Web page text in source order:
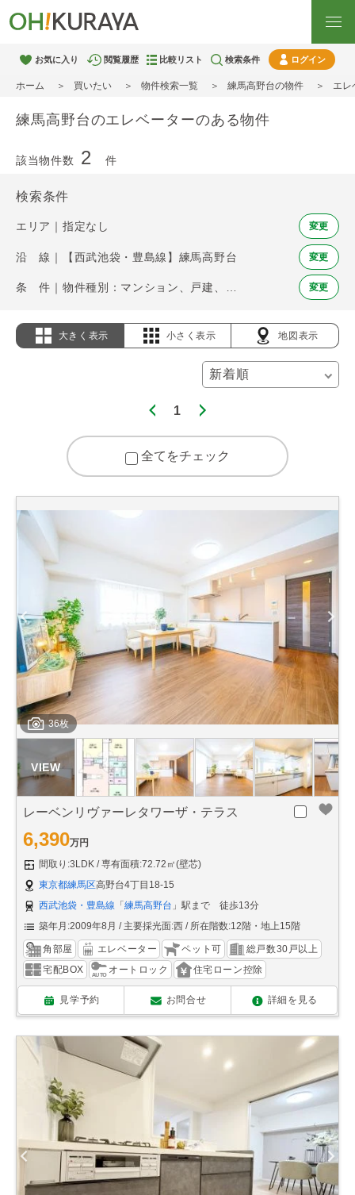
お気に入り 閲覧履歴 比較リスト 検索条件 ログイン
ホーム 買いたい 物件検索一覧 練馬高野台の物件 エレ
練馬高野台のエレベーターのある物件
該当物件数 2 件
検索条件
エリア｜指定なし 変更
沿 線｜【西武池袋・豊島線】練馬高野台 変更
変更
大きく表示 小さく表示 地図表示
1
全てをチェック
36枚
レーベンリヴァーレタワーザ・テラス
6,390万円
間取り:3LDK
専有面積:72.72㎡(壁芯)
東京都練馬区高野台4丁目18-15
西武池袋・豊島線 「 練馬高野台 」駅まで 徒歩13分
築年月:2009年8月
主要採光面:西 所在階数:12階・地上15階
角部屋 エレベーター ペット可
総戸数30戸以上
宅配BOX
オートロック 住宅ローン控除
見学予約 お問合せ 詳細を見る